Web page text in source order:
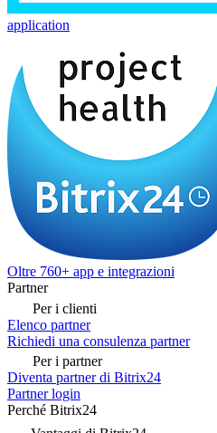
application
Oltre 760+ app e integrazioni
Partner
Per i clienti
Elenco partner
Richiedi una consulenza partner
Per i partner
Diventa partner di Bitrix24
Partner login
Perché Bitrix24